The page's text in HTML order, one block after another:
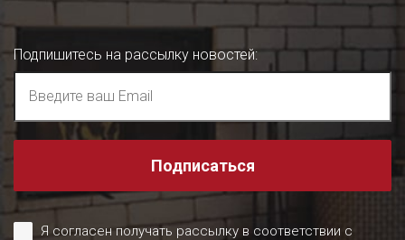
Подпишитесь на рассылку новостей:
Подписаться
Я согласен получать рассылку в соответствии с